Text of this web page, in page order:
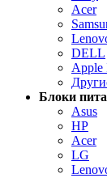
Acer
DELL
Apple
Блоки
Asus
HP
Acer
LG